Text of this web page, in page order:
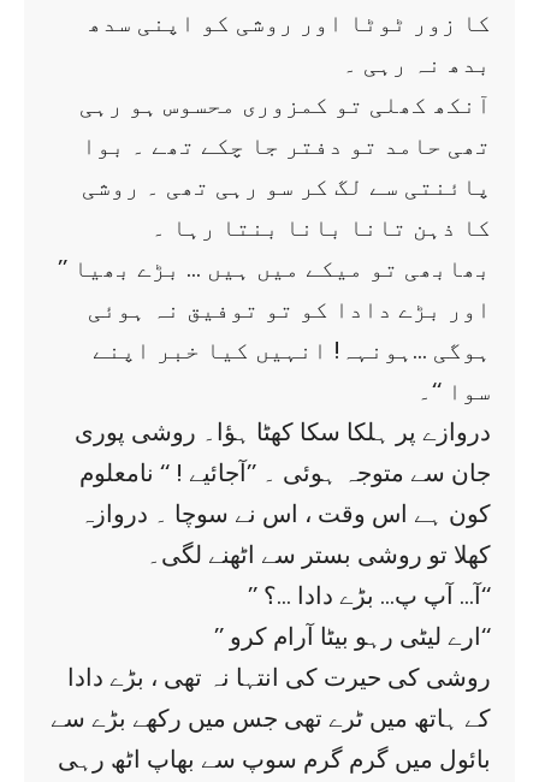
کا زور ٹوٹا اور روشی کو اپنی سدھ
بدھ نہ رہی ۔
آنکھ کھلی تو کمزوری محسوس ہو رہی
تھی حامد تو دفتر جا چکے تھے ۔ بوا
پائنتی سے لگ کر سو رہی تھی ۔ روشی
کا ذہن تانا بانا بنتا رہا ۔
’’ بھابھی تو میکے میں ہیں … بڑے بھیا
اور بڑے دادا کو تو توفیق نہ ہوئی
ہوگی …ہونہہ! انہیں کیا خبر اپنے
سوا ‘‘۔
دروازے پر ہلکا سکا کھٹا ہؤا۔ روشی پوری
جان سے متوجہ ہوئی ۔ ’’آجائیے ! ‘‘ نامعلوم
کون ہے اس وقت ، اس نے سوچا ۔ دروازہ
کھلا تو روشی بستر سے اٹھنے لگی۔
’’ آ… آپ پ… بڑے دادا …؟‘‘
’’ ارے لیٹی رہو بیٹا آرام کرو‘‘
روشی کی حیرت کی انتہا نہ تھی ، بڑے دادا
کے ہاتھ میں ٹرے تھی جس میں رکھے بڑے سے
بائول میں گرم گرم سوپ سے بھاپ اٹھ رہی